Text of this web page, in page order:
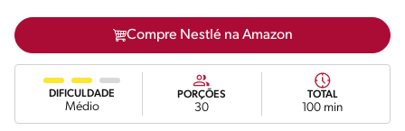
Compre Nestlé na Amazon
DIFICULDADE
Médio
PORÇÕES
30
TOTAL
100 min